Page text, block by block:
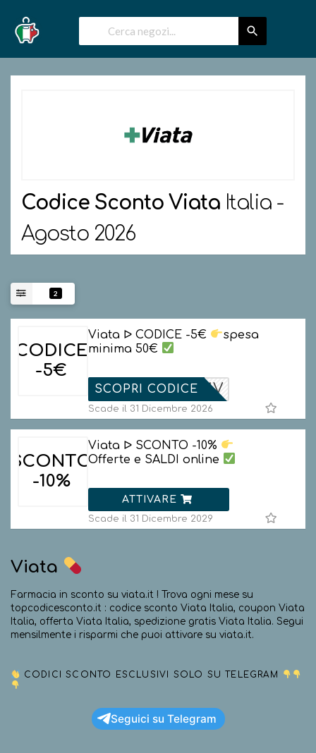
Codice Sconto Viata Italia -
Agosto 2026
2
CODICE
-5€
Viata ᐅ CODICE -5€
spesa
minima 50€
5BENV
SCOPRI CODICE
Scade il 31 Dicembre 2026
SCONTO
-10%
Viata ᐅ SCONTO -10%
Offerte e SALDI online
ATTIVARE
Scade il 31 Dicembre 2029
Viata
Farmacia in sconto su viata.it ! Trova ogni mese su
topcodicesconto.it : codice sconto Viata Italia, coupon Viata
Italia, offerta Viata Italia, spedizione gratis Viata Italia. Segui
mensilmente i risparmi che puoi attivare su viata.it.
CODICI SCONTO ESCLUSIVI SOLO SU TELEGRAM
Seguici su Telegram